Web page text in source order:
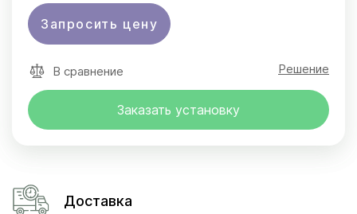
Запросить цену
В сравнение Решение
Заказать установку
Доставка